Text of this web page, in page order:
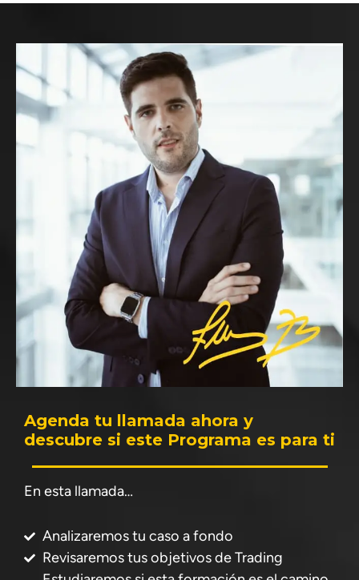
Agenda tu llamada ahora y
descubre si este Programa es para ti
En esta llamada…
Analizaremos tu caso a fondo
Revisaremos tus objetivos de Trading